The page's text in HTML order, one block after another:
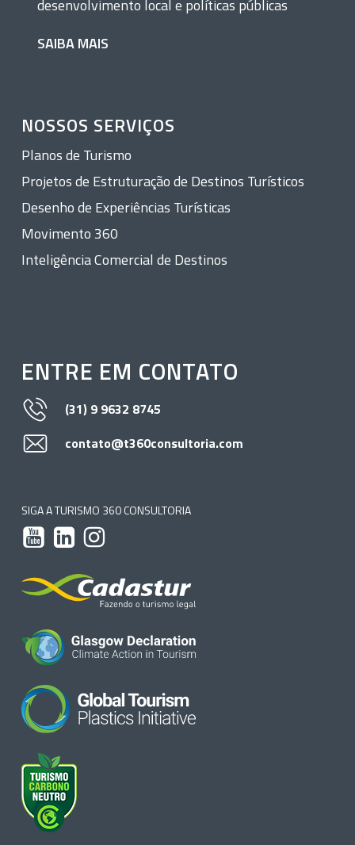
desenvolvimento local e políticas públicas
SAIBA MAIS
NOSSOS SERVIÇOS
Planos de Turismo
Projetos de Estruturação de Destinos Turísticos
Desenho de Experiências Turísticas
Movimento 360
Inteligência Comercial de Destinos
ENTRE EM CONTATO
(31) 9 9632 8745
contato@t360consultoria.com
SIGA A TURISMO 360 CONSULTORIA